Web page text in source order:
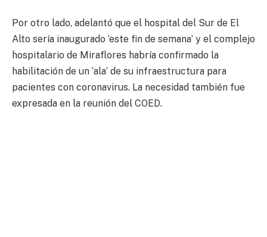
Por otro lado, adelantó que el hospital del Sur de El
Alto sería inaugurado ‘este fin de semana’ y el complejo
hospitalario de Miraflores habría confirmado la
habilitación de un ‘ala’ de su infraestructura para
pacientes con coronavirus. La necesidad también fue
expresada en la reunión del COED.